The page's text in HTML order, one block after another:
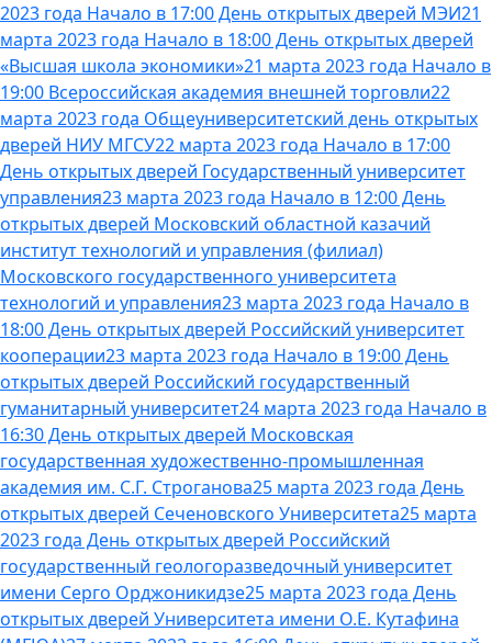
2023 года Начало в 17:00 День открытых дверей МЭИ21
марта 2023 года Начало в 18:00 День открытых дверей
«Высшая школа экономики»21 марта 2023 года Начало в
19:00 Всероссийская академия внешней торговли22
марта 2023 года Общеуниверситетский день открытых
дверей НИУ МГСУ22 марта 2023 года Начало в 17:00
День открытых дверей Государственный университет
управления23 марта 2023 года Начало в 12:00 День
открытых дверей Московский областной казачий
институт технологий и управления (филиал)
Московского государственного университета
технологий и управления23 марта 2023 года Начало в
18:00 День открытых дверей Российский университет
кооперации23 марта 2023 года Начало в 19:00 День
открытых дверей Российский государственный
гуманитарный университет24 марта 2023 года Начало в
16:30 День открытых дверей Московская
государственная художественно-промышленная
академия им. С.Г. Строганова25 марта 2023 года День
открытых дверей Сеченовского Университета25 марта
2023 года День открытых дверей Российский
государственный геологоразведочный университет
имени Серго Орджоникидзе25 марта 2023 года День
открытых дверей Университета имени О.Е. Кутафина